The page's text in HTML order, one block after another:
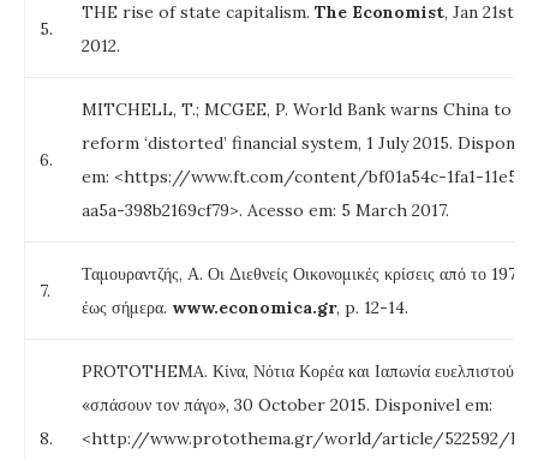
5.
THE rise of state capitalism. The Economist, Jan 21st
2012.
6.
MITCHELL, T.; MCGEE, P. World Bank warns China to
reform ‘distorted’ financial system, 1 July 2015.
em: <https://www.ft.com/content/bf01a54c-1fa1-11e5-
aa5a-398b2169cf79>. Acesso em: 5 March 2017.
7.
Ταμουραντζής, Α. Οι Διεθνείς Οικονομικές κρίσεις από το 1973
έως σήμερα. www.economica.gr, p. 12-14.
8.
PROTOTHEMA. Κίνα, Νότια Κορέα και Ιαπωνία ευελπιστούν
«σπάσουν τον πάγο», 30 October 2015. Disponivel em:
<http://www.protothema.gr/world/article/522592/